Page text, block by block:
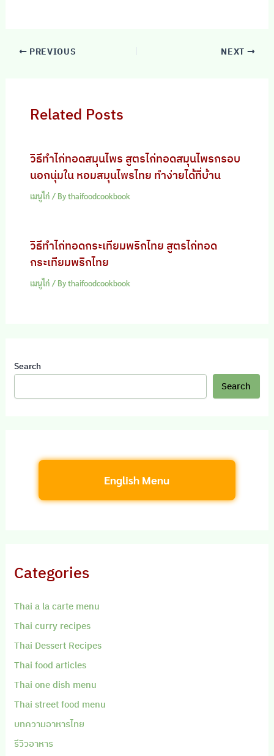
PREVIOUS NEXT
Related Posts
วิธีทำไก่ทอดสมุนไพร สูตรไก่ทอดสมุนไพรกรอบ
นอกนุ่มใน หอมสมุนไพรไทย ทำง่ายได้ที่บ้าน
เมนูไก่ / Bythaifoodcookbook
วิธีทำไก่ทอดกระเทียมพริกไทย สูตรไก่ทอด
กระเทียมพริกไทย
เมนูไก่ / Bythaifoodcookbook
Search
Search
English Menu
Categories
Thai a la carte menu
Thai curry recipes
Thai Dessert Recipes
Thai food articles
Thai one dish menu
Thai street food menu
บทความอาหารไทย
รีวิวอาหาร